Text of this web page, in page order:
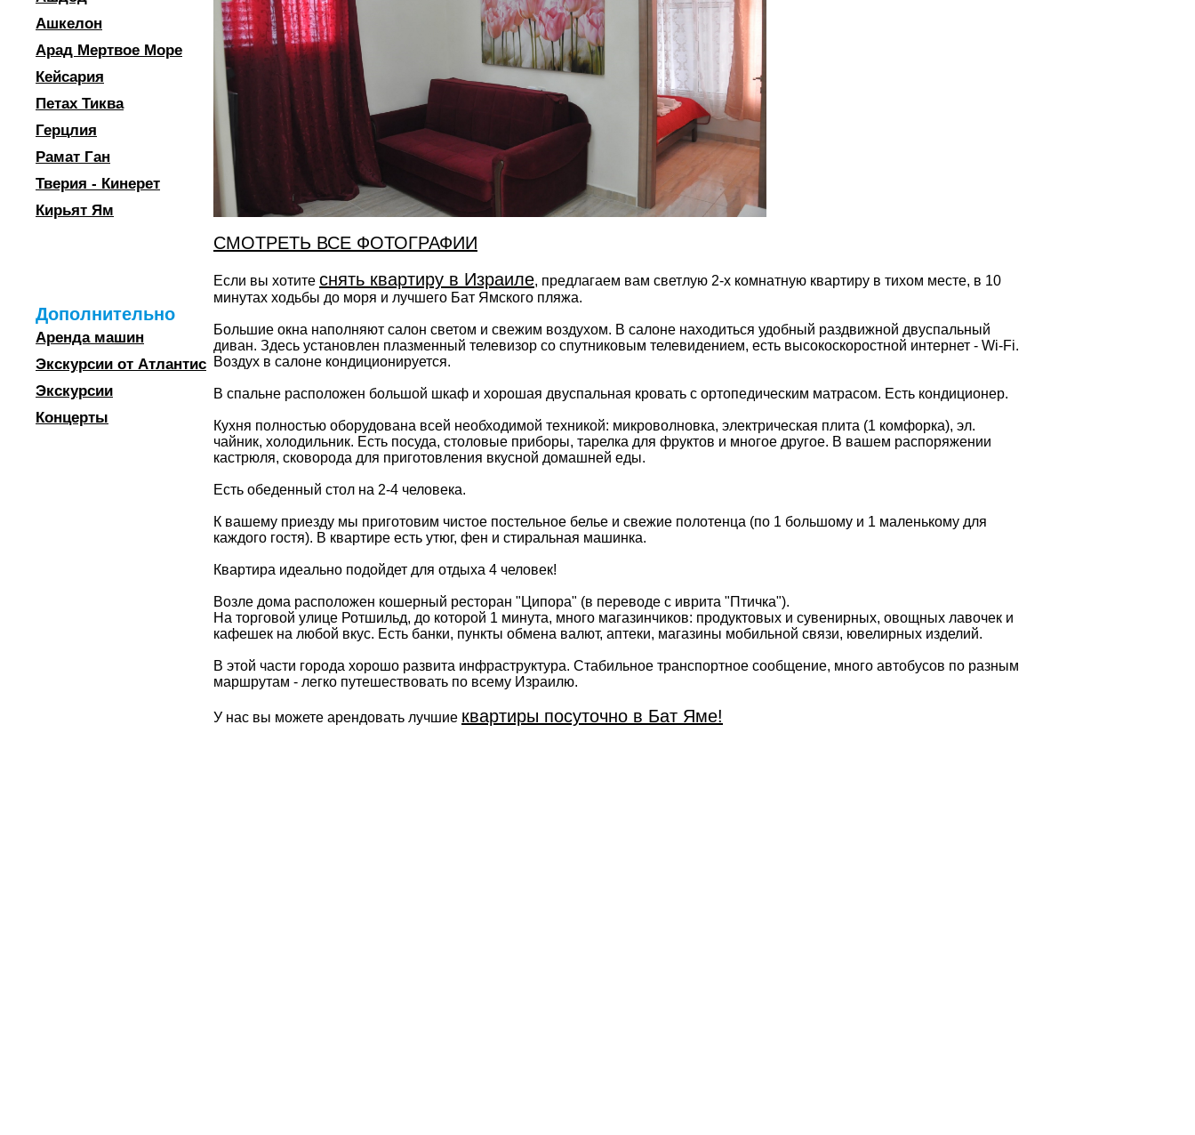
Ашкелон
Арад Мертвое Море
Кейсария
Петах Тиква
Герцлия
Рамат Ган
Тверия - Кинерет
Кирьят Ям
Дополнительно
Аренда машин
Экскурсии от Атлантис
Экскурсии
Концерты
СМОТРЕТЬ ВСЕ ФОТОГРАФИИ
Если вы хотите снять квартиру в Израиле, предлагаем вам светлую 2-х комнатную квартиру в тихом месте, в 10
минутах ходьбы до моря и лучшего Бат Ямского пляжа.
Большие окна наполняют салон светом и свежим воздухом. В салоне находиться удобный раздвижной двуспальный
диван. Здесь установлен плазменный телевизор со спутниковым телевидением, есть высокоскоростной интернет - Wi-Fi.
Воздух в салоне кондиционируется.
В спальне расположен большой шкаф и хорошая двуспальная кровать с ортопедическим матрасом. Есть кондиционер.
Кухня полностью оборудована всей необходимой техникой: микроволновка, электрическая плита (1 комфорка), эл.
чайник, холодильник. Есть посуда, столовые приборы, тарелка для фруктов и многое другое. В вашем распоряжении
кастрюля, сковорода для приготовления вкусной домашней еды.
Есть обеденный стол на 2-4 человека.
К вашему приезду мы приготовим чистое постельное белье и свежие полотенца (по 1 большому и 1 маленькому для
каждого гостя). В квартире есть утюг, фен и стиральная машинка.
Квартира идеально подойдет для отдыха 4 человек!
Возле дома расположен кошерный ресторан "Ципора" (в переводе с иврита "Птичка").
На торговой улице Ротшильд, до которой 1 минута, много магазинчиков: продуктовых и сувенирных, овощных лавочек и
кафешек на любой вкус. Есть банки, пункты обмена валют, аптеки, магазины мобильной связи, ювелирных изделий.
В этой части города хорошо развита инфраструктура. Стабильное транспортное сообщение, много автобусов по разным
маршрутам - легко путешествовать по всему Израилю.
У нас вы можете арендовать лучшие квартиры посуточно в Бат Яме!